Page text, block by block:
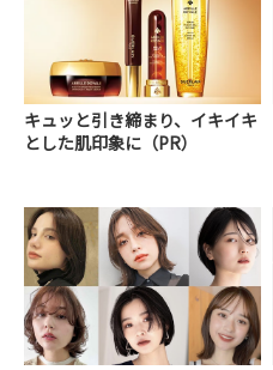
キュッと引き締まり、イキイキ
とした肌印象に（PR）